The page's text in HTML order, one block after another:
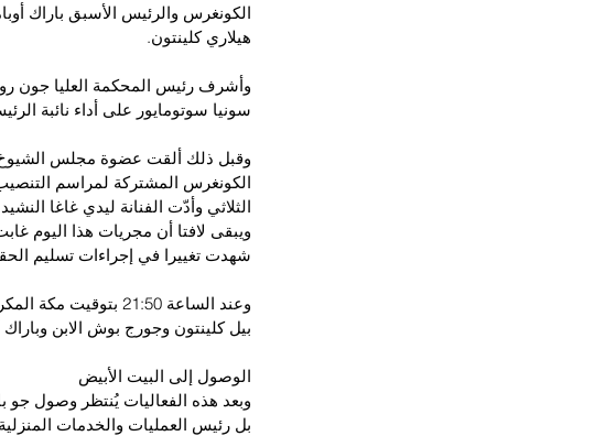
الكونغرس والرئيس الأسبق باراك
هيلاري كلينتون.
وأشرف رئيس المحكمة العليا جون
سونيا سوتومايور على أداء نائبة
وقبل ذلك ألقت عضوة مجلس الشيوخ
الكونغرس المشتركة لمراسم
الثلاثي وأدّت الفنانة ليدي غاغا
ويبقى لافتا أن مجريات هذا اليوم
شهدت تغييرا في إجراءات تسليم
وعند الساعة 21:50
بيل كلينتون وجورج بوش الابن وباراك
الوصول إلى البيت الأبيض
وبعد هذه الفعاليات يُنتظر وصول جو
بل رئيس العمليات والخدمات